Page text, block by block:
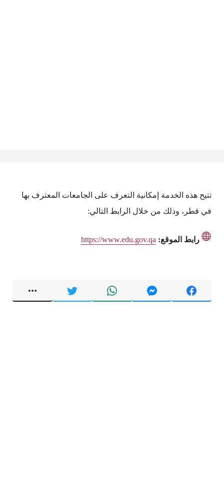
تتيح هذه الخدمة إمكانية التعرف على الجامعات المعترف بها
في قطر، وذلك من خلال الرابط التالي:
رابط الموقع: https://www.edu.gov.qa